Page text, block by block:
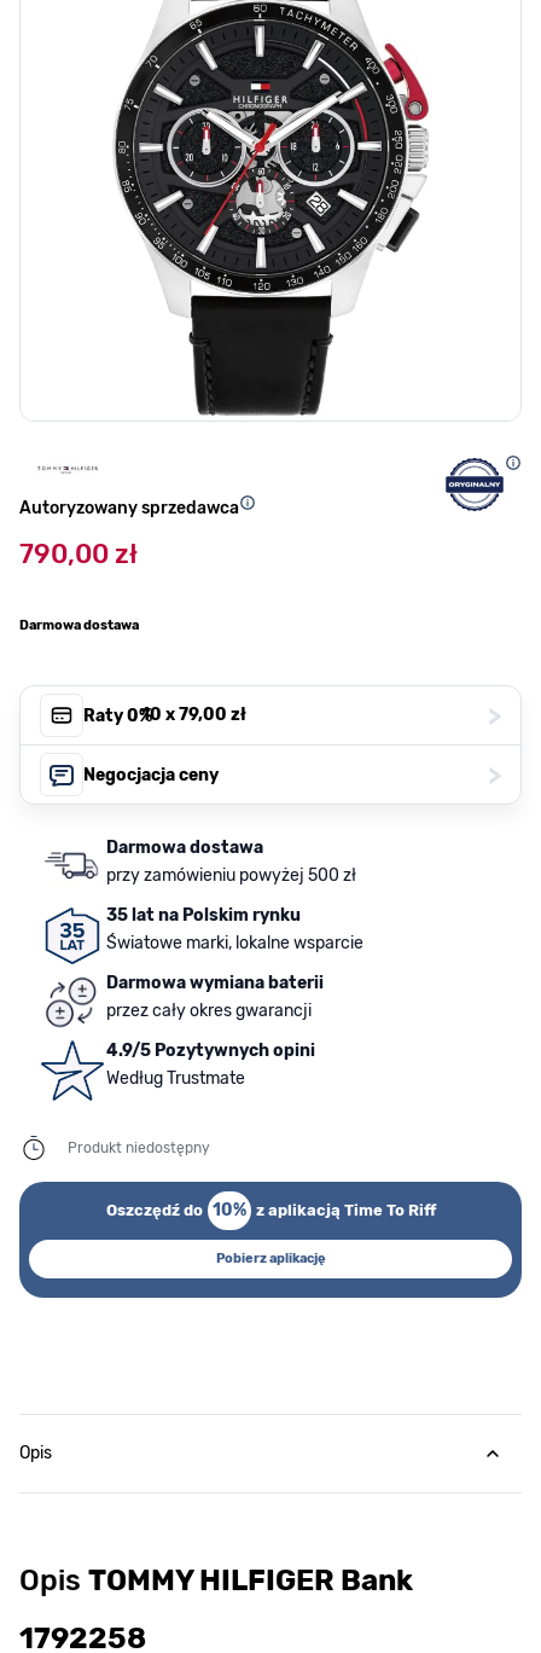
Autoryzowany sprzedawca
790,00 zł
Darmowa dostawa
Raty 0%, 10 x79,00 zł >
Negocjacja ceny >
Darmowa dostawa
przy zamówieniu powyżej 500 zł
35 lat na Polskim rynku
Światowe marki, lokalne wsparcie
Darmowa wymiana baterii
przez cały okres gwarancji
4.9/5 Pozytywnych opini
Według Trustmate
Produkt niedostępny
Oszczędź do 10% z aplikacją Time To Riff
Pobierz aplikację
Opis
Opis TOMMY HILFIGER Bank
1792258